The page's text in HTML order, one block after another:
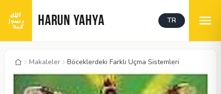
HARUN YAHYA TR
Makaleler Böceklerdeki Farklı Uçma Sistemleri